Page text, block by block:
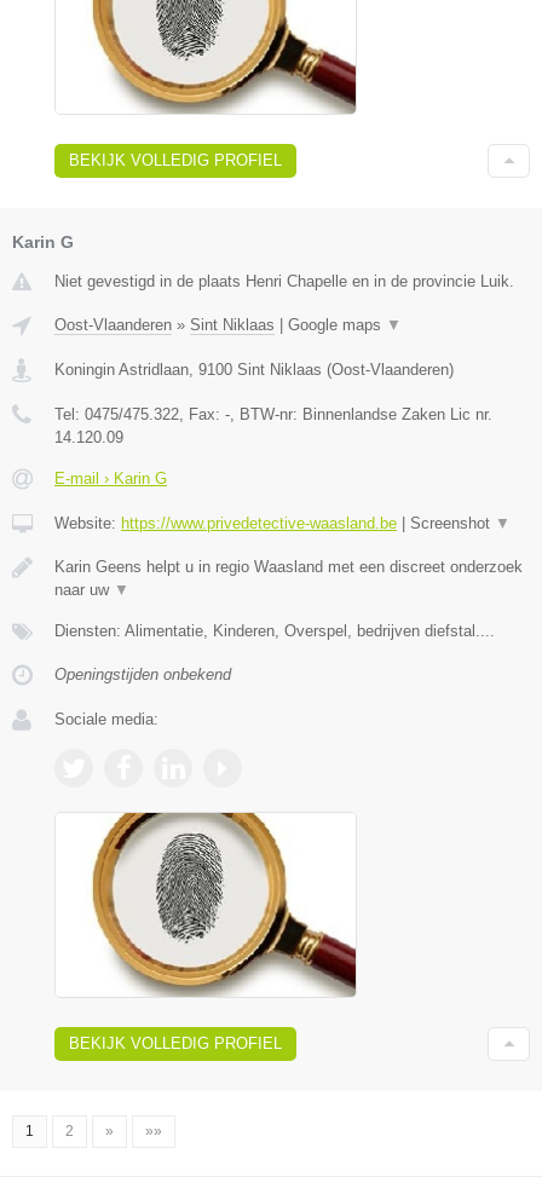
BEKIJK VOLLEDIG PROFIEL
Karin G
Niet gevestigd in de plaats Henri Chapelle en in de provincie Luik.
Oost-Vlaanderen » Sint Niklaas Google maps ▼
Koningin Astridlaan, 9100 Sint Niklaas (Oost-Vlaanderen)
Tel: 0475/475.322, Fax: -, BTW-nr: Binnenlandse Zaken Lic nr.
14.120.09
E-mail › Karin G
Website: https://www.privedetective-waasland.be Screenshot ▼
Karin Geens helpt u in regio Waasland met een discreet onderzoek
naar uw ▼
Diensten: Alimentatie, Kinderen, Overspel, bedrijven diefstal....
Openingstijden onbekend
Sociale media:
BEKIJK VOLLEDIG PROFIEL
1 2 » »»